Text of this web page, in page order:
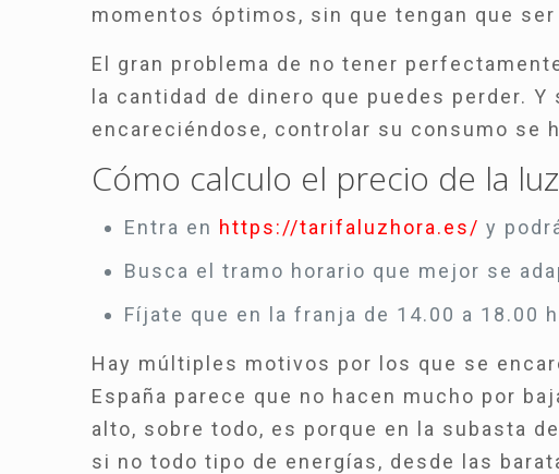
momentos óptimos, sin que tengan que
El gran problema de no tener
la cantidad de dinero que puedes perder.
encareciéndose, controlar su consumo se
Cómo calculo el precio de la
Entra en https://tarifaluzhora.es/ y
Busca el tramo horario que mejor se
Fíjate que en la franja de 14.00 a 18.00
Hay múltiples motivos por los que se
España parece que no hacen mucho por
alto, sobre todo, es porque en la subasta
si no todo tipo de energías, desde las